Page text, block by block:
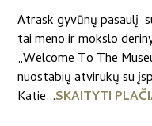
Atrask gyvūnų pasaulį
tai meno ir mokslo
„Welcome To The
nuostabių atvirukų su
Katie...SKAITYTI